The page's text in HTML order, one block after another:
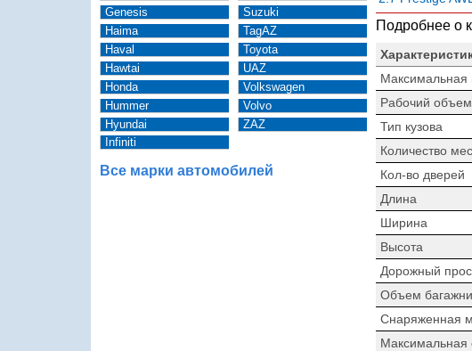
Genesis
Haima
Haval
Hawtai
Honda
Hummer
Hyundai
Infiniti
Suzuki
TagAZ
Toyota
UAZ
Volkswagen
Volvo
ZAZ
Все марки автомобилей
Подробнее о
Максимальная
Рабочий объем
Тип кузова
Количество
Кол-во дверей
Длина
Ширина
Высота
Дорожный
Объем
Снаряженная
Максимальная